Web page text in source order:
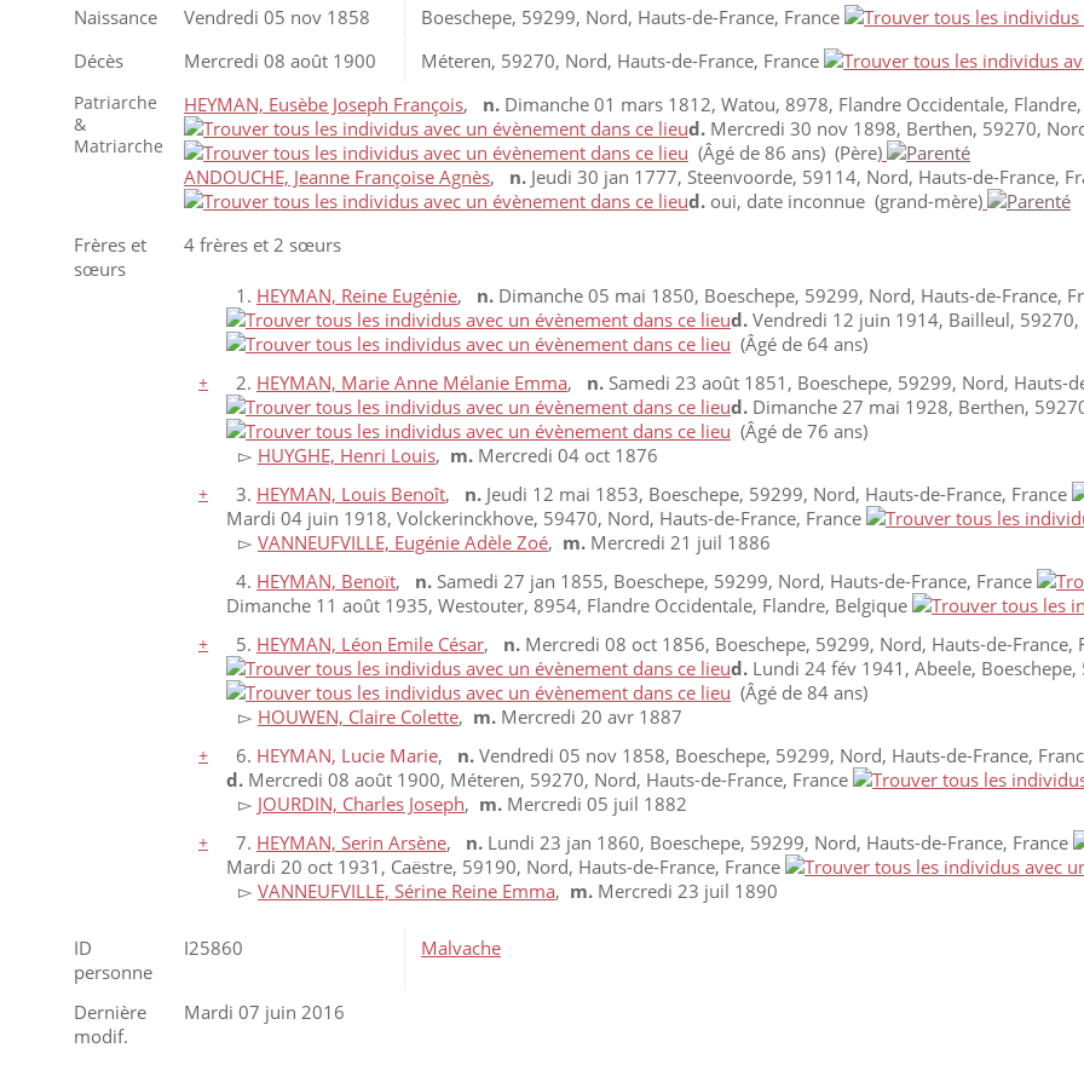
Naissance
Vendredi 05 nov 1858
Boeschepe, 59299, Nord, Hauts-de-France, France
Décès
Mercredi 08 août 1900 Méteren, 59270, Nord, Hauts-de-France, France
Patriarche
&
Matriarche
HEYMAN, Eusèbe Joseph François, n. Dimanche 01 mars 1812, Watou, 8978, Flandre Occidentale,
d. Mercredi 30 nov 1898, Berthen, 59270,
(Âgé de 86 ans) (Père)
ANDOUCHE, Jeanne Françoise Agnès, n. Jeudi 30 jan 1777, Steenvoorde, 59114, Nord, Hauts-de-France,
d. oui, date inconnue (grand-mère)
Frères et
sœurs
4 frères et 2 sœurs
1. HEYMAN, Reine Eugénie, n. Dimanche 05 mai 1850, Boeschepe, 59299, Nord, Hauts-de-France,
d. Vendredi 12 juin 1914, Bailleul, 59270,
(Âgé de 64 ans)
+ 2. HEYMAN, Marie Anne Mélanie Emma, n. Samedi 23 août 1851, Boeschepe, 59299, Nord, Hauts-
d. Dimanche 27 mai 1928, Berthen,
(Âgé de 76 ans)
▻ HUYGHE, Henri Louis, m. Mercredi 04 oct 1876
+ 3. HEYMAN, Louis Benoît, n. Jeudi 12 mai 1853, Boeschepe, 59299, Nord, Hauts-de-France, France
Mardi 04 juin 1918, Volckerinckhove, 59470, Nord, Hauts-de-France, France
▻ VANNEUFVILLE, Eugénie Adèle Zoé, m. Mercredi 21 juil 1886
4. HEYMAN, Benoït, n. Samedi 27 jan 1855, Boeschepe, 59299, Nord, Hauts-de-France, France
Dimanche 11 août 1935, Westouter, 8954, Flandre Occidentale, Flandre, Belgique
+ 5. HEYMAN, Léon Emile César, n. Mercredi 08 oct 1856, Boeschepe, 59299, Nord, Hauts-de-France,
d. Lundi 24 fév 1941, Abeele,
(Âgé de 84 ans)
▻ HOUWEN, Claire Colette, m. Mercredi 20 avr 1887
+ 6. HEYMAN, Lucie Marie, n. Vendredi 05 nov 1858, Boeschepe, 59299, Nord, Hauts-de-France,
d. Mercredi 08 août 1900, Méteren, 59270, Nord, Hauts-de-France, France
▻ JOURDIN, Charles Joseph, m. Mercredi 05 juil 1882
+ 7. HEYMAN, Serin Arsène, n. Lundi 23 jan 1860, Boeschepe, 59299, Nord, Hauts-de-France, France
Mardi 20 oct 1931, Caëstre, 59190, Nord, Hauts-de-France, France
▻ VANNEUFVILLE, Sérine Reine Emma, m. Mercredi 23 juil 1890
ID
personne
I25860 Malvache
Dernière
modif.
Mardi 07 juin 2016